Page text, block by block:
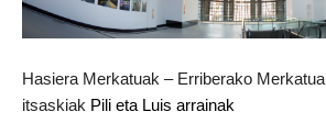
Hasiera Merkatuak – Erriberako Merkatua
itsaskiak Pili eta Luis arrainak